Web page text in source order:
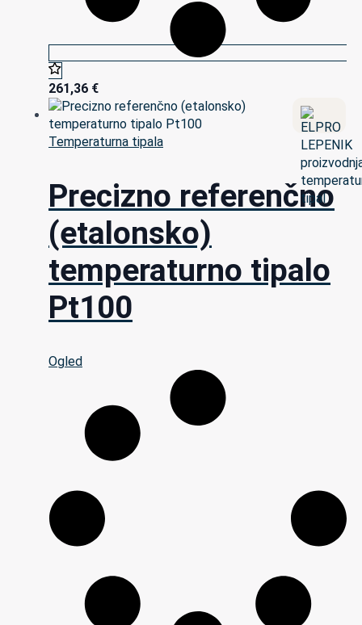
261,36 €
Temperaturna tipala
Precizno referenčno
(etalonsko)
temperaturno tipalo
Pt100
Ogled